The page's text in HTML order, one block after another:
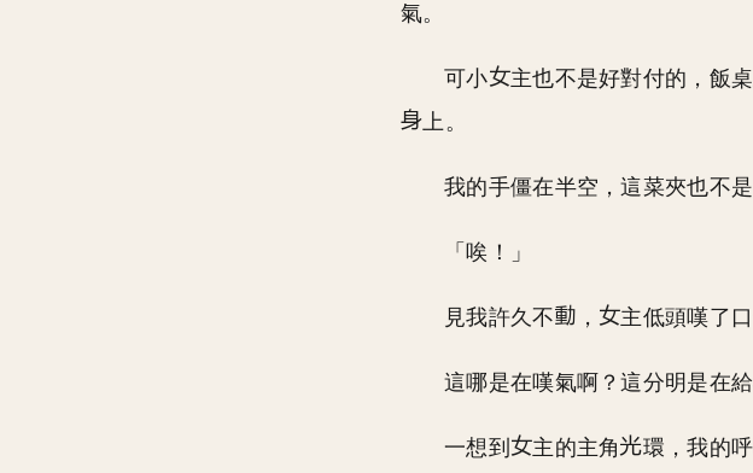
氣。
可小
主也不是好對付的，飯
上。
我的手僵在半空，這菜夾也不
「唉！」
見我許久不 ， 主低頭嘆了
這哪是在嘆氣啊？這分明是在給
一想到 主的主角 環，我的